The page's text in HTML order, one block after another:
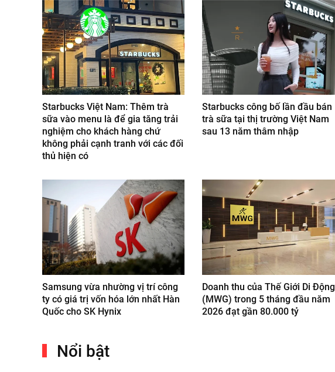
Starbucks Việt Nam: Thêm trà
sữa vào menu là để gia tăng trải
nghiệm cho khách hàng chứ
không phải cạnh tranh với các đối
thủ hiện có
Starbucks công bố lần đầu bán
trà sữa tại thị trường Việt Nam
sau 13 năm thâm nhập
Samsung vừa nhường vị trí công
ty có giá trị vốn hóa lớn nhất Hàn
Quốc cho SK Hynix
Doanh thu của Thế Giới Di Động
(MWG) trong 5 tháng đầu năm
2026 đạt gần 80.000 tỷ
Nổi bật